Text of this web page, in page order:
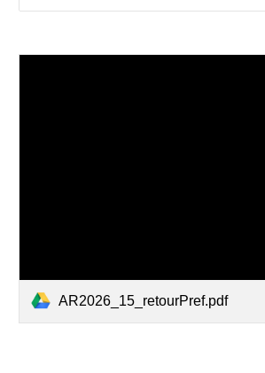
AR2026_15_retourPref.pdf